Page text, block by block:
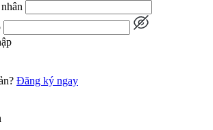
Đăng ký ngay